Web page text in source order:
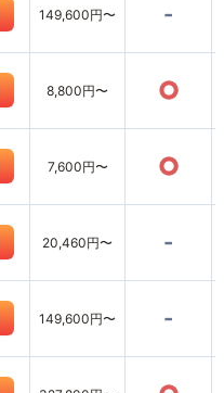
149,600円〜 -
8,800円〜 ○
7,600円〜 ○
20,460円〜 -
149,600円〜 -